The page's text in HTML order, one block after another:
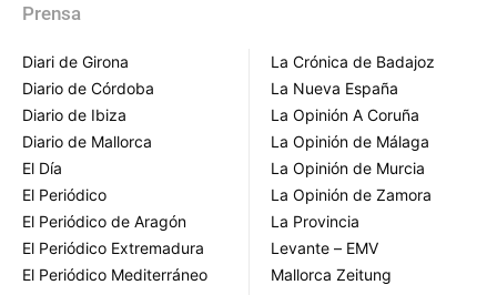
Prensa
Diari de Girona
Diario de Córdoba
Diario de Ibiza
Diario de Mallorca
El Día
El Periódico
El Periódico de Aragón
El Periódico Extremadura
El Periódico Mediterráneo
La Crónica de Badajoz
La Nueva España
La Opinión A Coruña
La Opinión de Málaga
La Opinión de Murcia
La Opinión de Zamora
La Provincia
Levante – EMV
Mallorca Zeitung